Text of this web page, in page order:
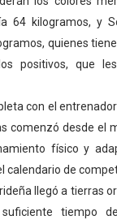
64 kilogramos, y
quienes
positivos, que
con el
comenzó desde el
físico y
calendario de
llegó a tierras
tiempo